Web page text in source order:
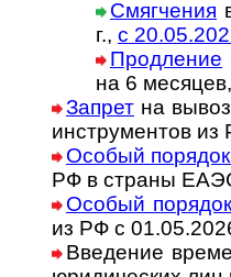
Смягчения
г., с
Продление
на 6
Запрет на
инст­ру­ментов
Особый
РФ в страны
Особый
из РФ с
Введение